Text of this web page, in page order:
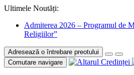
Ultimele Noutăți:
Admiterea 2026 – Programul de
Religiilor”
Adresează o întrebare preotului
Comutare navigare